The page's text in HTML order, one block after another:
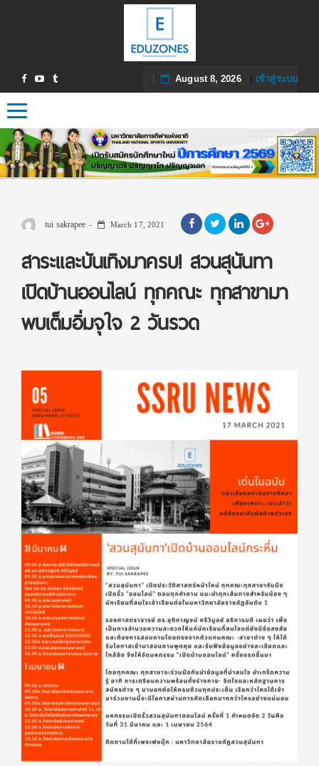
August 8, 2026| เข้าสู่ระบบ
Toggle navigation
tui sakrapee March 17, 2021
สาระและบันเทิงมาครบ! สวนสุนันทา
เปิดบ้านออนไลน์ ทุกคณะ ทุกสาขามา
พบเต็มอิ่มจุใจ 2 วันรวด